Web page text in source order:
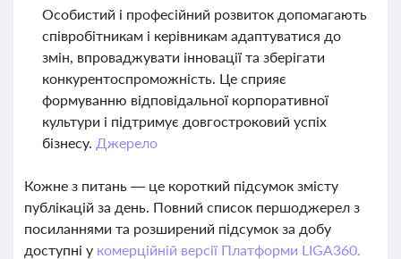
Особистий і професійний розвиток допомагають
співробітникам і керівникам адаптуватися до
змін, впроваджувати інновації та зберігати
конкурентоспроможність. Це сприяє
формуванню відповідальної корпоративної
культури і підтримує довгостроковий успіх
бізнесу. Джерело
Кожне з питань — це короткий підсумок змісту
публікацій за день. Повний список першоджерел з
посиланнями та розширений підсумок за добу
доступні у комерційній версії Платформи LIGA360.